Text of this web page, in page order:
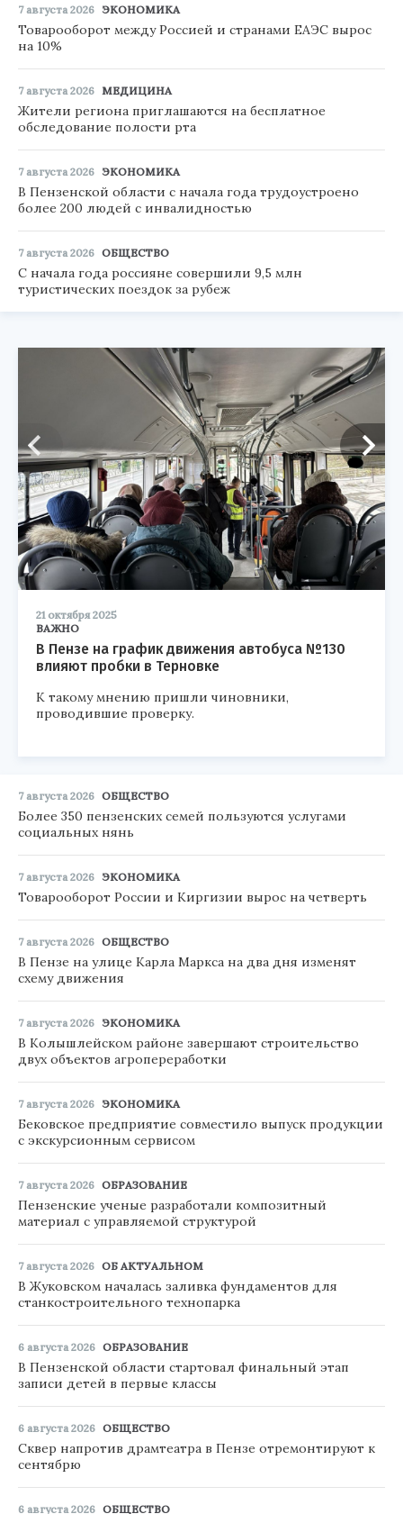
7 августа 2026 ЭКОНОМИКА
Товарооборот между Россией и странами ЕАЭС вырос
на 10%
7 августа 2026 МЕДИЦИНА
Жители региона приглашаются на бесплатное
обследование полости рта
7 августа 2026 ЭКОНОМИКА
В Пензенской области с начала года трудоустроено
более 200 людей с инвалидностью
7 августа 2026 ОБЩЕСТВО
С начала года россияне совершили 9,5 млн
туристических поездок за рубеж
21 октября 2025
ВАЖНО
В Пензе на график движения автобуса №130
влияют пробки в Терновке
К такому мнению пришли чиновники,
проводившие проверку.
7 августа 2026 ОБЩЕСТВО
Более 350 пензенских семей пользуются услугами
социальных нянь
7 августа 2026 ЭКОНОМИКА
Товарооборот России и Киргизии вырос на четверть
7 августа 2026 ОБЩЕСТВО
В Пензе на улице Карла Маркса на два дня изменят
схему движения
7 августа 2026 ЭКОНОМИКА
В Колышлейском районе завершают строительство
двух объектов агропереработки
7 августа 2026 ЭКОНОМИКА
Бековское предприятие совместило выпуск продукции
с экскурсионным сервисом
7 августа 2026 ОБРАЗОВАНИЕ
Пензенские ученые разработали композитный
материал с управляемой структурой
7 августа 2026 ОБ АКТУАЛЬНОМ
В Жуковском началась заливка фундаментов для
станкостроительного технопарка
6 августа 2026 ОБРАЗОВАНИЕ
В Пензенской области стартовал финальный этап
записи детей в первые классы
6 августа 2026 ОБЩЕСТВО
Сквер напротив драмтеатра в Пензе отремонтируют к
сентябрю
6 августа 2026 ОБЩЕСТВО